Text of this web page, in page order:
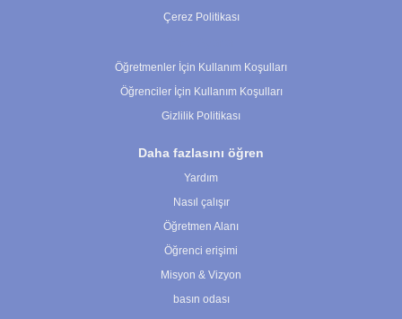
Çerez Politikası
Öğretmenler İçin Kullanım Koşulları
Öğrenciler İçin Kullanım Koşulları
Gizlilik Politikası
Daha fazlasını öğren
Yardım
Nasıl çalışır
Öğretmen Alanı
Öğrenci erişimi
Misyon & Vizyon
basın odası